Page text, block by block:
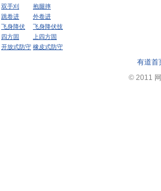
双手刈
抱腿摔
跳卷进
外卷进
飞身降伏
飞身降伏技
四方固
上四方固
开放式防守 橡皮式防守
有道首
© 2011